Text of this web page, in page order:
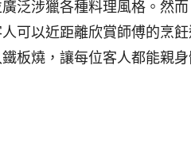
泛涉獵各種料理風格。然
可以近距離欣賞師傅的烹
板燒，讓每位客人都能親